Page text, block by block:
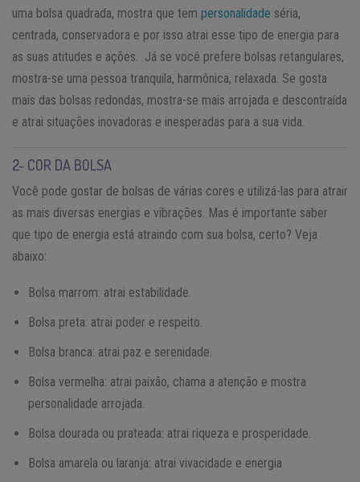
uma bolsa quadrada, mostra que tem personalidade séria,
centrada, conservadora e por isso atrai esse tipo de energia para
as suas atitudes e ações. Já se você prefere bolsas retangulares,
mostra-se uma pessoa tranquila, harmônica, relaxada. Se gosta
mais das bolsas redondas, mostra-se mais arrojada e descontraída
e atrai situações inovadoras e inesperadas para a sua vida.
2- COR DA BOLSA
Você pode gostar de bolsas de várias cores e utilizá-las para atrair
as mais diversas energias e vibrações. Mas é importante saber
que tipo de energia está atraindo com sua bolsa, certo? Veja
abaixo:
Bolsa marrom: atrai estabilidade.
Bolsa preta: atrai poder e respeito.
Bolsa branca: atrai paz e serenidade.
Bolsa vermelha: atrai paixão, chama a atenção e mostra
personalidade arrojada.
Bolsa dourada ou prateada: atrai riqueza e prosperidade.
Bolsa amarela ou laranja: atrai vivacidade e energia